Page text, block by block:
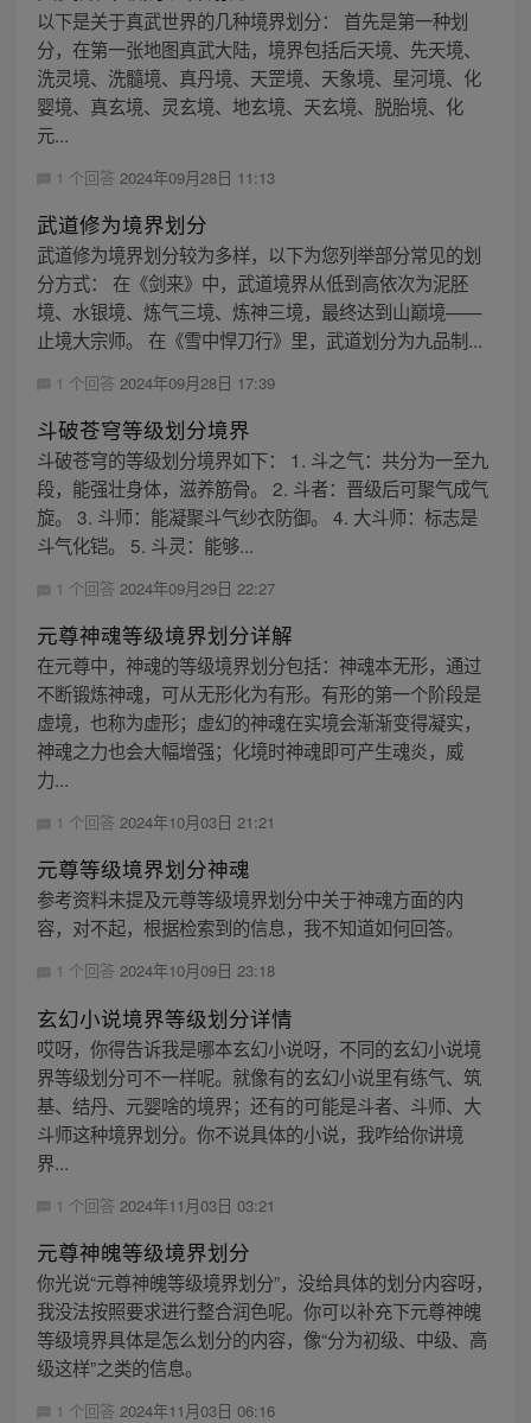
以下是关于真武世界的几种境界划分： 首先是第一种划
分，在第一张地图真武大陆，境界包括后天境、先天境、
洗灵境、洗髓境、真丹境、天罡境、天象境、星河境、化
婴境、真玄境、灵玄境、地玄境、天玄境、脱胎境、化
元...
1 个回答 2024年09月28日 11:13
武道修为境界划分
武道修为境界划分较为多样，以下为您列举部分常见的划
分方式： 在《剑来》中，武道境界从低到高依次为泥胚
境、水银境、炼气三境、炼神三境，最终达到山巅境——
止境大宗师。 在《雪中悍刀行》里，武道划分为九品制...
1 个回答 2024年09月28日 17:39
斗破苍穹等级划分境界
斗破苍穹的等级划分境界如下： 1. 斗之气：共分为一至九
段，能强壮身体，滋养筋骨。 2. 斗者：晋级后可聚气成气
旋。 3. 斗师：能凝聚斗气纱衣防御。 4. 大斗师：标志是
斗气化铠。 5. 斗灵：能够...
1 个回答 2024年09月29日 22:27
元尊神魂等级境界划分详解
在元尊中，神魂的等级境界划分包括：神魂本无形，通过
不断锻炼神魂，可从无形化为有形。有形的第一个阶段是
虚境，也称为虚形；虚幻的神魂在实境会渐渐变得凝实，
神魂之力也会大幅增强；化境时神魂即可产生魂炎，威
力...
1 个回答 2024年10月03日 21:21
元尊等级境界划分神魂
参考资料未提及元尊等级境界划分中关于神魂方面的内
容，对不起，根据检索到的信息，我不知道如何回答。
1 个回答 2024年10月09日 23:18
玄幻小说境界等级划分详情
哎呀，你得告诉我是哪本玄幻小说呀，不同的玄幻小说境
界等级划分可不一样呢。就像有的玄幻小说里有练气、筑
基、结丹、元婴啥的境界；还有的可能是斗者、斗师、大
斗师这种境界划分。你不说具体的小说，我咋给你讲境
界...
1 个回答 2024年11月03日 03:21
元尊神魄等级境界划分
你光说“元尊神魄等级境界划分”，没给具体的划分内容呀，
我没法按照要求进行整合润色呢。你可以补充下元尊神魄
等级境界具体是怎么划分的内容，像“分为初级、中级、高
级这样”之类的信息。
1 个回答 2024年11月03日 06:16